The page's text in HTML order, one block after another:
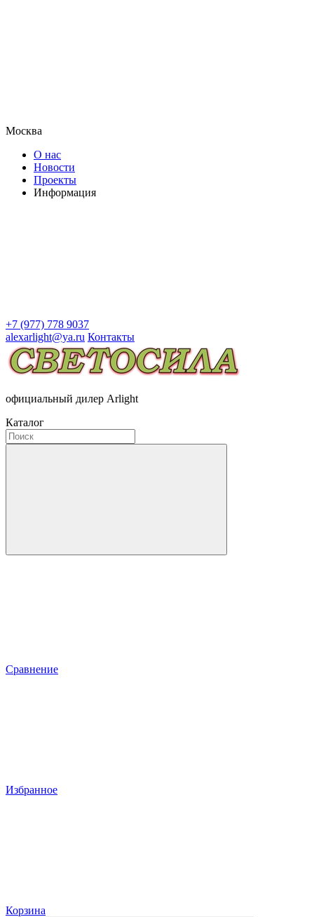
Москва
О нас
Новости
Проекты
Информация
+7 (977) 778 9037
alexarlight@ya.ru Контакты
официальный дилер Arlight
Каталог
Сравнение
Избранное
Корзина